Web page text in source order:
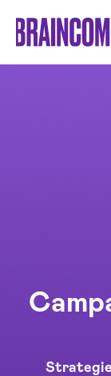
Strategie